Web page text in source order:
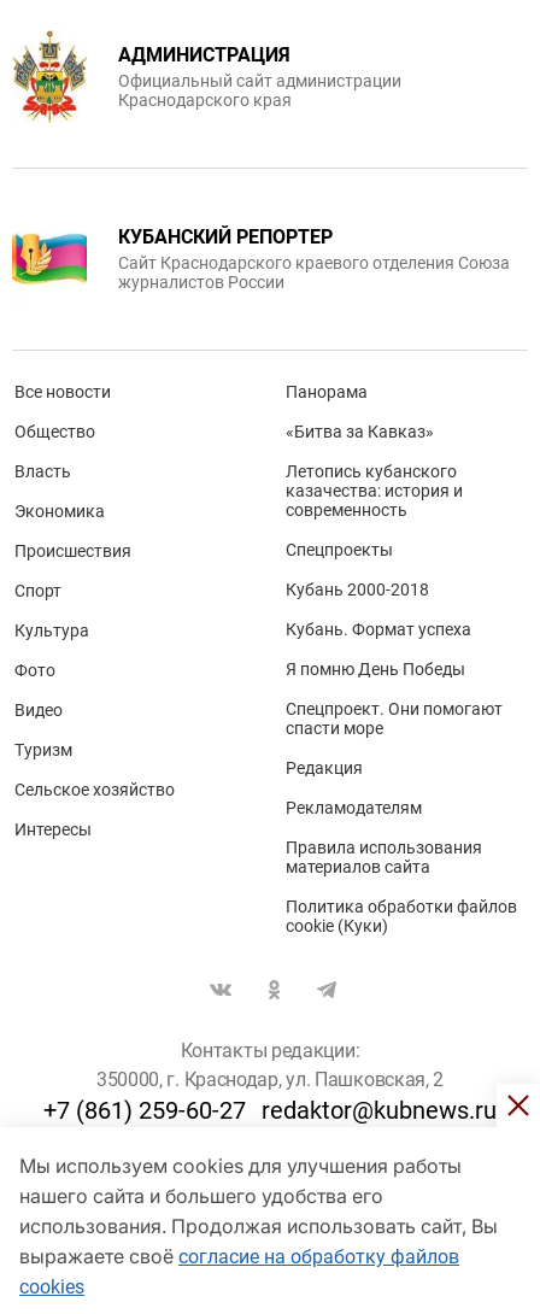
Мы используем cookies для улучшения работы
нашего сайта и большего удобства его
использования. Продолжая использовать сайт, Вы
выражаете своё согласие на обработку файлов
cookies
АДМИНИСТРАЦИЯ
Официальный сайт администрации
Краснодарского края
КУБАНСКИЙ РЕПОРТЕР
Сайт Краснодарского краевого отделения Союза
журналистов России
Все новости
Общество
Власть
Экономика
Происшествия
Спорт
Культура
Фото
Видео
Туризм
Сельское хозяйство
Интересы
Панорама
«Битва за Кавказ»
Летопись кубанского
казачества: история и
современность
Спецпроекты
Кубань 2000-2018
Кубань. Формат успеха
Я помню День Победы
Спецпроект. Они помогают
спасти море
Редакция
Рекламодателям
Правила использования
материалов сайта
Политика обработки файлов
cookie (Куки)
Контакты редакции:
350000, г. Краснодар, ул. Пашковская, 2
+7 (861) 259-60-27 redaktor@kubnews.ru
Для пользователей старше 16 лет
© Кубанские Новости, 2017
Сетевое издание «kubnews» зарегистрировано Федеральной
службой по надзору в сфере связи, информационных технологий
и массовых коммуникаций (Роскомнадзор). Регистрационный